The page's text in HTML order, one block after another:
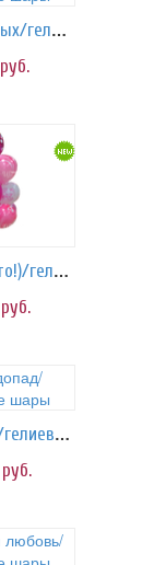
для Любимых/гелиевые шары
руб.
ДР это Круто!)/гелиевые шары
руб.
Звездопад/гелиевые шары
руб.